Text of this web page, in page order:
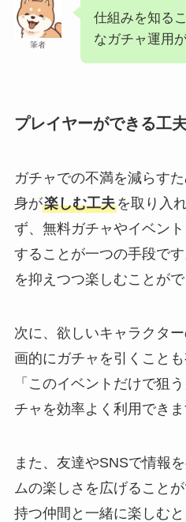
筆者
仕組みを知る
なガチャ運用
プレイヤーができる工
ガチャでの不満を減らす
身が楽しむ工夫を取り入
ず、無料ガチャやイベン
することが一つの手段で
を抑えつつ楽しむことがで
次に、欲しいキャラクタ
画的にガチャを引くことも
「このイベントだけで狙
チャを効率よく利用できま
また、友達やSNSで情報
ムの楽しさを広げること
持つ仲間と一緒に楽しむ